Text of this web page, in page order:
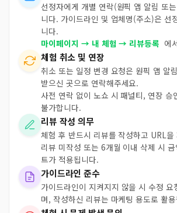
선정자에게 개별 연락(원픽 앱 알림 또
니다. 가이드라인 및 업체명(주소)은 선
니다.
마이페이지 → 내 체험 → 리뷰등록 에
체험 취소 및 연장
취소 또는 일정 변경 요청은 원픽 앱 알
받으신 곳으로 연락해주세요.
사전 연락 없이 노쇼 시 패널티, 연장 승
불가합니다.
리뷰 작성 의무
체험 후 반드시 리뷰를 작성하고 URL을
리뷰 미작성 또는 6개월 이내 삭제 시
트가 적용됩니다.
가이드라인 준수
가이드라인이 지켜지지 않을 시 수정 요
며, 작성하신 리뷰는 마케팅 용도로 활